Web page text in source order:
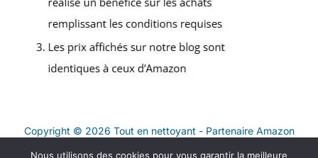
Copyright © 2026 Tout en nettoyant - Partenaire Amazon
Nous utilisons des cookies pour vous garantir la meilleure